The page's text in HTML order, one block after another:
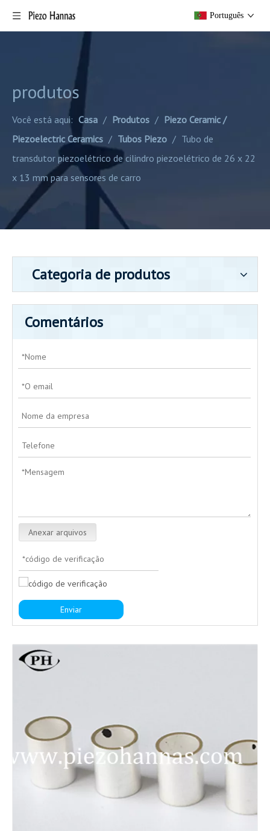
Português
produtos
Você está aqui: Casa / Produtos / Piezo Ceramic /
Piezoelectric Ceramics / Tubos Piezo / Tubo de
transdutor piezoelétrico de cilindro piezoelétrico de 26 x 22
x 13 mm para sensores de carro
Categoria de produtos
Comentários
Anexar arquivos
Enviar